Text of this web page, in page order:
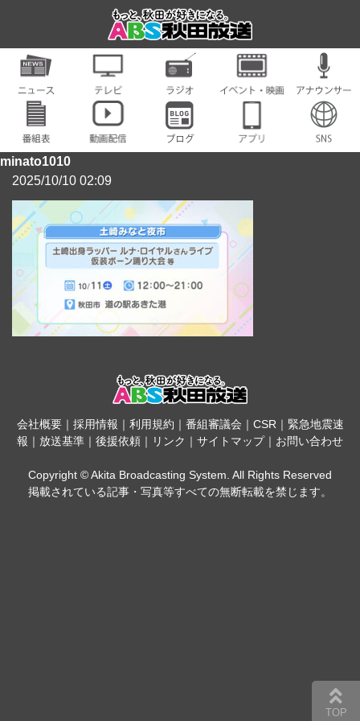
minato1010
2025/10/10 02:09
会社概要｜ 採用情報 ｜ 利用規約 ｜ 番組審議会 ｜ CSR｜ 緊急地震速
報 ｜ 放送基準 ｜ 後援依頼 ｜ リンク ｜ サイトマップ｜ お問い合わせ
Copyright © Akita Broadcasting System. All Rights Reserved
掲載されている記事・写真等すべての無断転載を禁じます。